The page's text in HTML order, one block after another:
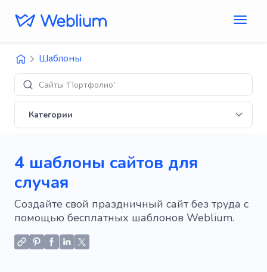
Шаблоны
Сайты 'Портфолио'
Категории
4 шаблоны сайтов для
случая
Создайте свой праздничный сайт без труда с
помощью бесплатных шаблонов Weblium.